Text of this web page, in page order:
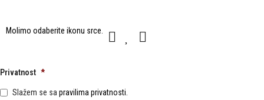
Molimo odaberite ikonu srce. Molimo
odaberite
2
Privatnost *
Slažem se sapravilima privatnosti.